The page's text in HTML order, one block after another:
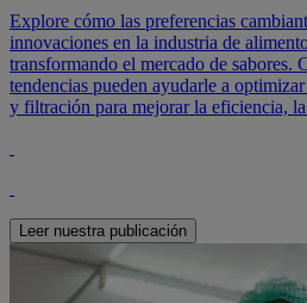
Explore cómo las preferencias
innovaciones en la industria de
transformando el mercado de sabores.
tendencias pueden ayudarle a
y filtración para mejorar la eficiencia,
Leer nuestra publicación